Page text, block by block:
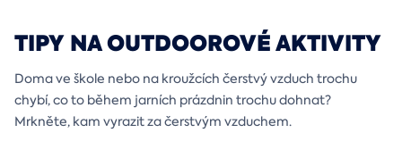
TIPY NA OUTDOOROVÉ AKTIVITY
Doma ve škole nebo na kroužcích čerstvý vzduch trochu
chybí, co to během jarních prázdnin trochu dohnat?
Mrkněte, kam vyrazit za čerstvým vzduchem.